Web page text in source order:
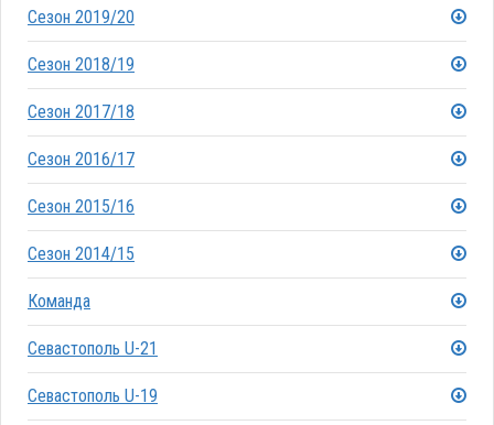
Сезон 2019/20
Сезон 2018/19
Сезон 2017/18
Сезон 2016/17
Сезон 2015/16
Сезон 2014/15
Команда
Севастополь U-21
Севастополь U-19